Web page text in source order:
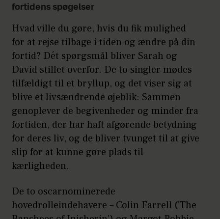
fortidens spøgelser
Hvad ville du gøre, hvis du fik mulighed
for at rejse tilbage i tiden og ændre på din
fortid? Dét spørgsmål bliver Sarah og
David stillet overfor. De to singler mødes
tilfældigt til et bryllup, og det viser sig at
blive et livsændrende øjeblik: Sammen
genoplever de begivenheder og minder fra
fortiden, der har haft afgørende betydning
for deres liv, og de bliver tvunget til at give
slip for at kunne gøre plads til
kærligheden.
De to oscarnominerede
hovedrolleindehavere – Colin Farrell (’The